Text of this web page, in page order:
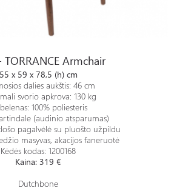
TORRANCE Armchair
55 x 59 x 78,5 (h) cm
dalies aukštis: 46 cm
svorio apkrova: 130 kg
100% poliesteris
(audinio atsparumas)
pagalvėlė su pluošto užpildu
masyvas, akacijos faneruotė
Kėdės kodas: 1200168
Kaina: 319 €
Dutchbone